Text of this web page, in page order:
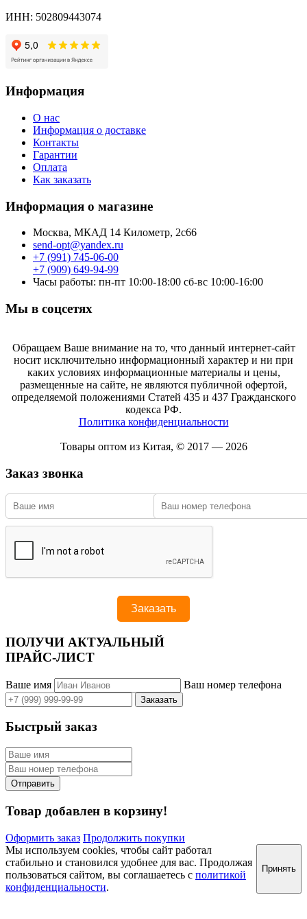
ИНН: 502809443074
Информация
О нас
Информация о доставке
Контакты
Гарантии
Оплата
Как заказать
Информация о магазине
Москва, МКАД 14 Километр, 2с66
send-opt@yandex.ru
+7 (991) 745-06-00
+7 (909) 649-94-99
Часы работы: пн-пт 10:00-18:00 сб-вс 10:00-16:00
Мы в соцсетях
Обращаем Ваше внимание на то, что данный интернет-сайт
носит исключительно информационный характер и ни при
каких условиях информационные материалы и цены,
размещенные на сайте, не являются публичной офертой,
определяемой положениями Статей 435 и 437 Гражданского
кодекса РФ.
Политика конфиденциальности
Товары оптом из Китая, © 2017 — 2026
Заказ звонка
ПОЛУЧИ АКТУАЛЬНЫЙ
ПРАЙС-ЛИСТ
Ваше имя Ваш номер телефона
Быстрый заказ
Товар добавлен в корзину!
Оформить заказ Продолжить покупки
Мы используем cookies, чтобы сайт работал
стабильно и становился удобнее для вас. Продолжая
пользоваться сайтом, вы соглашаетесь с политикой
конфиденциальности.
Принять